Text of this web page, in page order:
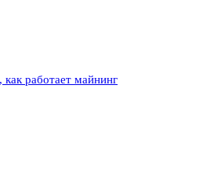
работает майнинг